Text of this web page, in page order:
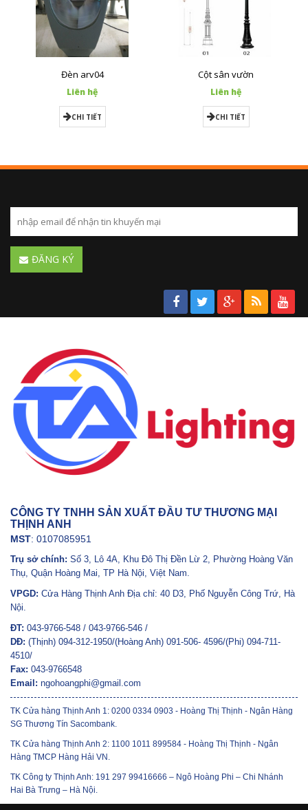
Đèn arv04
Liên hệ
CHI TIẾT
Cột sân vườn
Liên hệ
CHI TIẾT
ĐĂNG KÝ
CÔNG TY TNHH SẢN XUẤT ĐẦU TƯ THƯƠNG MẠI
THỊNH ANH
MST: 0107085951
Trụ sở chính: Số 3, Lô 4A, Khu Đô Thị Đền Lừ 2, Phường Hoàng Văn
Thụ, Quận Hoàng Mai, TP Hà Nội, Việt Nam.
VPGD: Cửa Hàng Thịnh Anh Địa chỉ: 40 D3, Phố Nguyễn Công Trứ, Hà
Nội.
ĐT: 043-9766-548 / 043-9766-546 /
DĐ: (Thịnh) 094-312-1950/(Hoàng Anh) 091-506- 4596/(Phi) 094-711-
4510/
Fax: 043-9766548
Email: ngohoangphi@gmail.com
TK Cửa hàng Thịnh Anh 1: 0200 0334 0903 - Hoàng Thị Thịnh - Ngân Hàng
SG Thương Tín Sacombank.
TK Cửa hàng Thịnh Anh 2: 1100 1011 899584 - Hoàng Thị Thịnh - Ngân
Hàng TMCP Hàng Hải VN.
TK Công ty Thịnh Anh: 191 297 99416666 – Ngô Hoàng Phi – Chi Nhánh
Hai Bà Trưng – Hà Nội.